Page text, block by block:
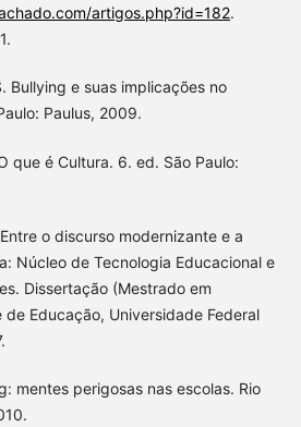
artigos.php?id=182.
Bullying e suas implicações no
Paulus, 2009.
que é Cultura. 6. ed. São Paulo:
o discurso modernizante e a
Núcleo de Tecnologia Educacional e
Dissertação (Mestrado em
de Educação, Universidade Federal
mentes perigosas nas escolas. Rio